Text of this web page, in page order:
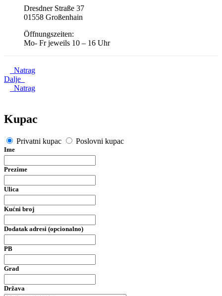
Dresdner Straße 37
01558 Großenhain
Öffnungszeiten:
Mo- Fr jeweils 10 – 16 Uhr
Natrag
Dalje
Natrag
Kupac
Privatni kupac Poslovni kupac
Ime
Prezime
Ulica
Kućni broj
Dodatak adresi (opcionalno)
PB
Grad
Država